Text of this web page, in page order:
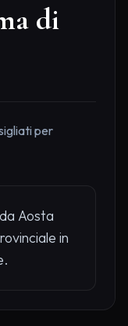
di
per
Aosta
in